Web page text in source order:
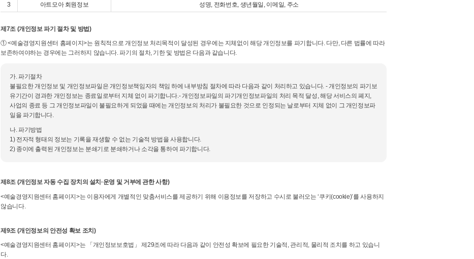
3
아트모아 회원정보 성명, 전화번호, 생년월일, 이메일, 주소
제7조 (개인정보 파기 절차 및 방법)
① <예술경영지원센터 홈페이지>는 원칙적으로 개인정보 처리목적이 달성된 경우에는 지체없이 해당 개인정보를 파기합니다. 다만, 다른 법률에 따라
보존하여야하는 경우에는 그러하지 않습니다. 파기의 절차, 기한 및 방법은 다음과 같습니다.
가. 파기절차
불필요한 개인정보 및 개인정보파일은 개인정보책임자의 책임 하에 내부방침 절차에 따라 다음과 같이 처리하고 있습니다. - 개인정보의 파기보
유기간이 경과한 개인정보는 종료일로부터 지체 없이 파기합니다.- 개인정보파일의 파기개인정보파일의 처리 목적 달성, 해당 서비스의 폐지,
사업의 종료 등 그 개인정보파일이 불필요하게 되었을 때에는 개인정보의 처리가 불필요한 것으로 인정되는 날로부터 지체 없이 그 개인정보파
일을 파기합니다.
나. 파기방법
1) 전자적 형태의 정보는 기록을 재생할 수 없는 기술적 방법을 사용합니다.
2) 종이에 출력된 개인정보는 분쇄기로 분쇄하거나 소각을 통하여 파기합니다.
제8조 (개인정보 자동 수집 장치의 설치·운영 및 거부에 관한 사항)
<예술경영지원센터 홈페이지>는 이용자에게 개별적인 맞춤서비스를 제공하기 위해 이용정보를 저장하고 수시로 불러오는 ‘쿠키(cookie)’를 사용하지
않습니다.
제9조 (개인정보의 안전성 확보 조치)
<예술경영지원센터 홈페이지>는 「개인정보보호법」 제29조에 따라 다음과 같이 안전성 확보에 필요한 기술적, 관리적, 물리적 조치를 하고 있습니
다.